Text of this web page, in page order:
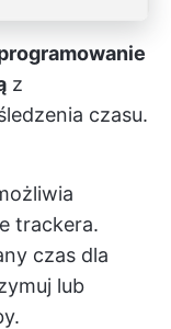
z
czasu.
trackera.
czas dla
lub